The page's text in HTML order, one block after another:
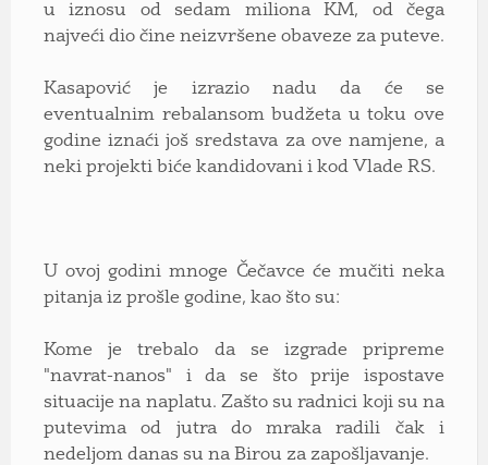
u iznosu od sedam miliona KM, od čega
najveći dio čine neizvršene obaveze za puteve.
Kasapović je izrazio nadu da će se
eventualnim rebalansom budžeta u toku ove
godine iznaći još sredstava za ove namjene, a
neki projekti biće kandidovani i kod Vlade RS.
U ovoj godini mnoge Čečavce će mučiti neka
pitanja iz prošle godine, kao što su:
Kome je trebalo da se izgrade pripreme
"navrat-nanos" i da se što prije ispostave
situacije na naplatu. Zašto su radnici koji su na
putevima od jutra do mraka radili čak i
nedeljom danas su na Birou za zapošljavanje.